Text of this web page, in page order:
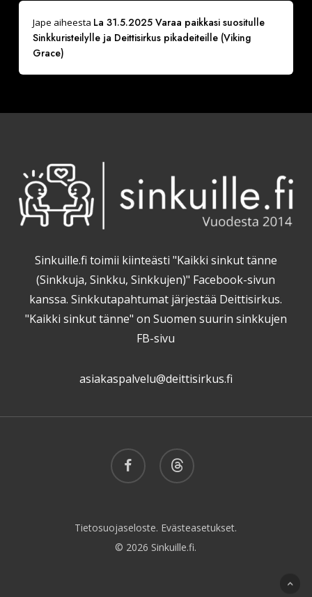
Jape aiheesta La 31.5.2025 Varaa paikkasi suositulle
Sinkkuristeilylle ja Deittisirkus pikadeiteille (Viking
Grace)
Sinkuille.fi toimii kiinteästi "Kaikki sinkut tänne
(Sinkkuja, Sinkku, Sinkkujen)" Facebook-sivun
kanssa. Sinkkutapahtumat järjestää Deittisirkus.
"Kaikki sinkut tänne" on Suomen suurin sinkkujen
FB-sivu
asiakaspalvelu@deittisirkus.fi
facebook threads
Tietosuojaseloste. Evästeasetukset.
© 2026 Sinkuille.fi.